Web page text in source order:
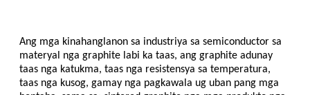
Ang mga kinahanglanon sa industriya sa semiconductor sa
materyal nga graphite labi ka taas, ang graphite adunay
taas nga katukma, taas nga resistensya sa temperatura,
taas nga kusog, gamay nga pagkawala ug uban pang mga